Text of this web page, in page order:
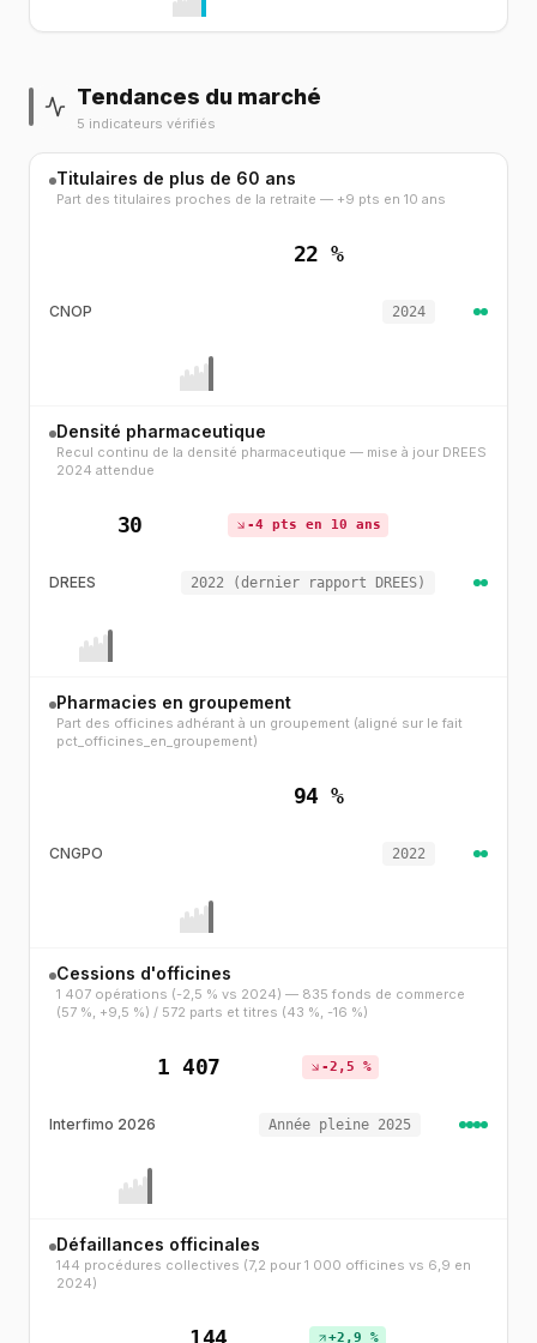
Tendances du marché
5 indicateurs vérifiés
Titulaires de plus de 60 ans
Part des titulaires proches de la retraite — +9 pts en 10 ans
22 %
CNOP 2024
Densité pharmaceutique
Recul continu de la densité pharmaceutique — mise à jour DREES
2024 attendue
30 -4 pts en 10 ans
DREES 2022 (dernier rapport DREES)
Pharmacies en groupement
Part des officines adhérant à un groupement (aligné sur le fait
pct_officines_en_groupement)
94 %
CNGPO 2022
Cessions d'officines
1 407 opérations (-2,5 % vs 2024) — 835 fonds de commerce
(57 %, +9,5 %) / 572 parts et titres (43 %, -16 %)
1 407 -2,5 %
Interfimo 2026 Année pleine 2025
Défaillances officinales
144 procédures collectives (7,2 pour 1 000 officines vs 6,9 en
2024)
144 +2,9 %